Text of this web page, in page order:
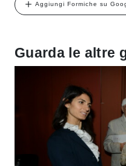
Aggiungi Formiche su
Guarda le altre